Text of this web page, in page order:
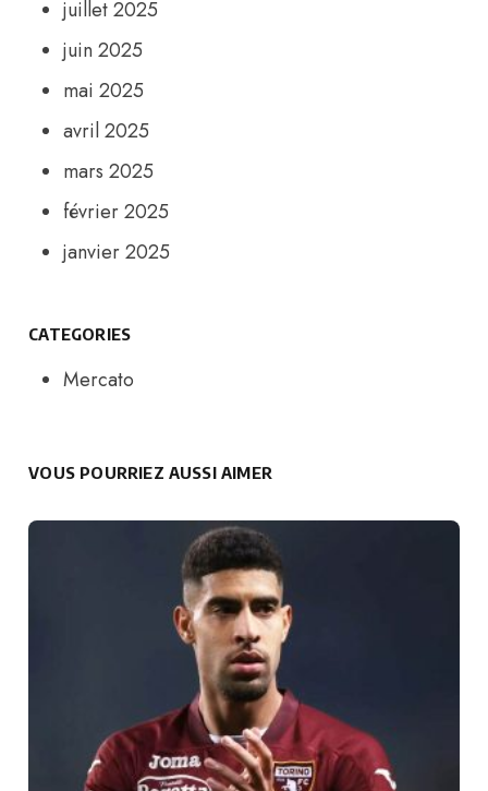
juillet 2025
juin 2025
mai 2025
avril 2025
mars 2025
février 2025
janvier 2025
CATEGORIES
Mercato
VOUS POURRIEZ AUSSI AIMER